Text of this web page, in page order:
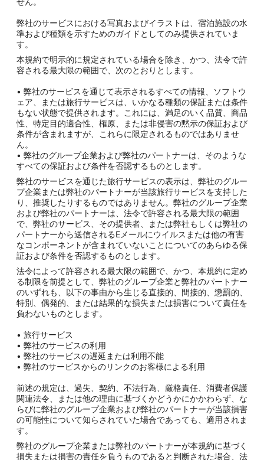
弊社のサービスにおける写真およびイラストは、宿泊施設の水
準および種類を示すためのガイドとしてのみ提供されていま
す。
本規約で明示的に規定されている場合を除き、かつ、法令で許
容される最大限の範囲で、次のとおりとします。
• 弊社のサービスを通じて表示されるすべての情報、ソフトウ
ェア、または旅行サービスは、いかなる種類の保証または条件
もない状態で提供されます。これには、満足のいく品質、商品
性、特定目的適合性、権原、または非侵害の黙示の保証および
条件が含まれますが、これらに限定されるものではありませ
ん。
• 弊社のグループ企業および弊社のパートナーは、そのような
すべての保証および条件を否認するものとします。
弊社のサービスを通じた旅行サービスの表示は、弊社のグルー
プ企業または弊社のパートナーが当該旅行サービスを支持した
り、推奨したりするものではありません。弊社のグループ企業
および弊社のパートナーは、法令で許容される最大限の範囲
で、弊社のサービス、その提供者、または弊社もしくは弊社の
パートナーから送信されるEメールにウイルスまたは他の有害
なコンポーネントが含まれていないことについてのあらゆる保
証および条件を否認するものとします。
法令によって許容される最大限の範囲で、かつ、本規約に定め
る制限を前提として、弊社のグループ企業と弊社のパートナー
のいずれも、以下の事由から生じる直接的、間接的、懲罰的、
特別、偶発的、または結果的な損失または損害について責任を
負わないものとします。
• 旅行サービス
• 弊社のサービスの利用
• 弊社のサービスの遅延または利用不能
• 弊社のサービスからのリンクのお客様による利用
前述の規定は、過失、契約、不法行為、厳格責任、消費者保護
関連法令、または他の理由に基づくかどうかにかかわらず、な
らびに弊社のグループ企業および弊社のパートナーが当該損害
の可能性について知らされていた場合であっても、適用されま
す。
弊社のグループ企業または弊社のパートナーが本規約に基づく
損失または損害の責任を負うものであると判断された場合、法